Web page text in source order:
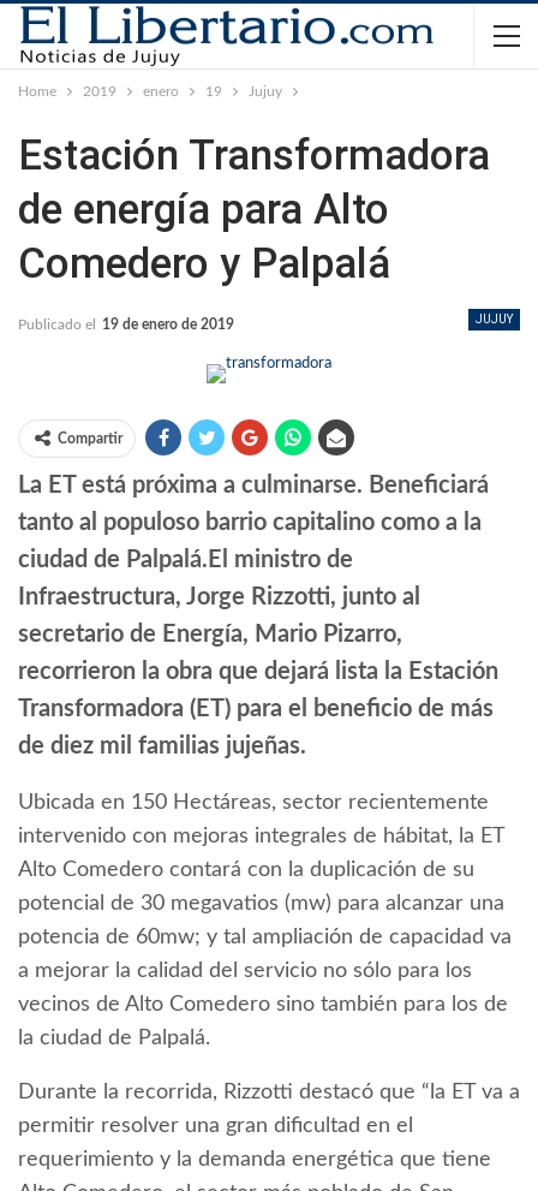
Home 2019 enero 19 Jujuy
Estación Transformadora
de energía para Alto
Comedero y Palpalá
JUJUY
Publicado el 19 de enero de 2019
Compartir
La ET está próxima a culminarse. Beneficiará
tanto al populoso barrio capitalino como a la
ciudad de Palpalá.El ministro de
Infraestructura, Jorge Rizzotti, junto al
secretario de Energía, Mario Pizarro,
recorrieron la obra que dejará lista la Estación
Transformadora (ET) para el beneficio de más
de diez mil familias jujeñas.
Ubicada en 150 Hectáreas, sector recientemente
intervenido con mejoras integrales de hábitat, la ET
Alto Comedero contará con la duplicación de su
potencial de 30 megavatios (mw) para alcanzar una
potencia de 60mw; y tal ampliación de capacidad va
a mejorar la calidad del servicio no sólo para los
vecinos de Alto Comedero sino también para los de
la ciudad de Palpalá.
Durante la recorrida, Rizzotti destacó que “la ET va a
permitir resolver una gran dificultad en el
requerimiento y la demanda energética que tiene